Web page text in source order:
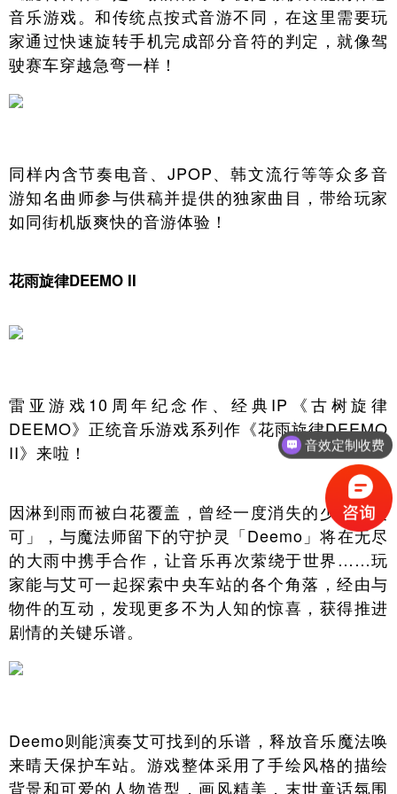
音乐游戏。和传统点按式音游不同，在这里需要玩
家通过快速旋转手机完成部分音符的判定，就像驾
驶赛车穿越急弯一样！
同样内含节奏电音、JPOP、韩文流行等等众多音
游知名曲师参与供稿并提供的独家曲目，带给玩家
如同街机版爽快的音游体验！
花雨旋律DEEMO II
雷亚游戏10周年纪念作、经典IP《古树旋律
DEEMO》正统音乐游戏系列作《花雨旋律DEEMO
II》来啦！
因淋到雨而被白花覆盖，曾经一度消失的少女「艾
可」，与魔法师留下的守护灵「Deemo」将在无尽
的大雨中携手合作，让音乐再次萦绕于世界……玩
家能与艾可一起探索中央车站的各个角落，经由与
物件的互动，发现更多不为人知的惊喜，获得推进
剧情的关键乐谱。
Deemo则能演奏艾可找到的乐谱，释放音乐魔法唤
来晴天保护车站。游戏整体采用了手绘风格的描绘
背景和可爱的人物造型，画风精美，末世童话氛围
音效定制收费